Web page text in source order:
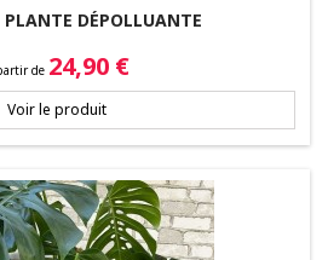
DÉPOLLUANTE
de 24,90 €
Voir le produit